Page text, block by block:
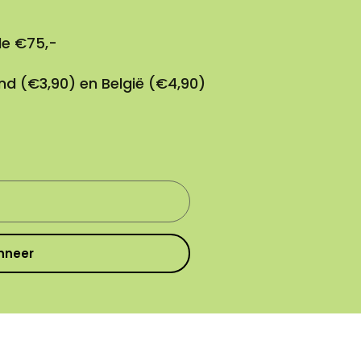
€75,-
(€3,90) en België (€4,90)